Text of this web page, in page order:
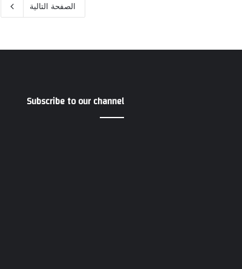
الصفحة التالية
Subscribe to our channel